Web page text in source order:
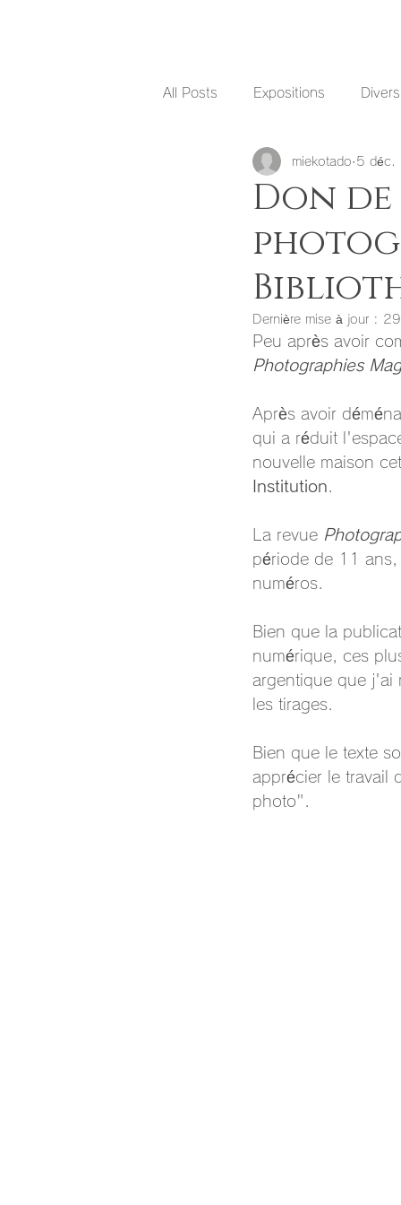
All Posts Expositions Divers
Don de
miekotado 5 déc.
Dernière mise à jour :
Peu après avoir
Photographies
Après avoir
qui a réduit
nouvelle maison
Institution
La revue
période de 11
numéros.
Bien que la
numérique, ces
argentique que j'ai
les tirages.
Bien que le texte
apprécier le travail
photo".